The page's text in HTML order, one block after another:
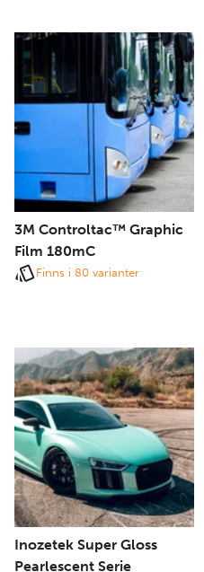
3M Controltac™ Graphic
Film 180mC
Finns i 80 varianter
Inozetek Super Gloss
Pearlescent Serie